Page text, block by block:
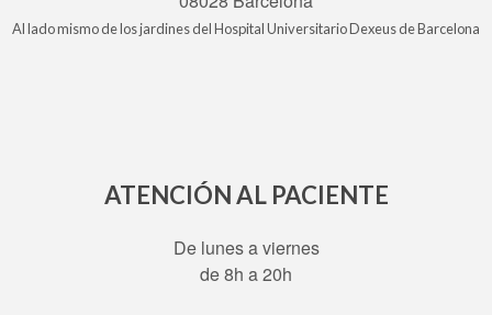
Al lado mismo de los jardines del Hospital Universitario Dexeus de Barcelona
ATENCIÓN AL PACIENTE
De lunes a viernes
de 8h a 20h